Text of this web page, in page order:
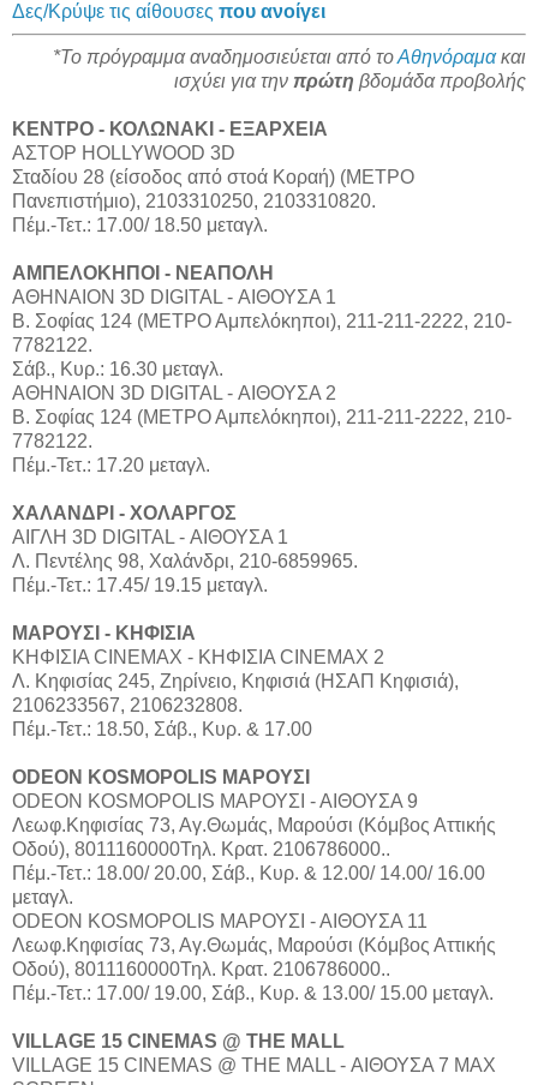
Δες/Κρύψε τις αίθουσες που ανοίγει
*Το πρόγραμμα αναδημοσιεύεται από τοΑθηνόραμακαι
ισχύει για την πρώτη βδομάδα προβολής
ΚΕΝΤΡΟ - ΚΟΛΩΝΑΚΙ - ΕΞΑΡΧΕΙΑ
ΑΣΤΟΡ HOLLYWOOD 3D
Σταδίου 28 (είσοδος από στοά Κοραή) (ΜΕΤΡΟ
Πανεπιστήμιο), 2103310250, 2103310820.
Πέμ.-Τετ.: 17.00/ 18.50 μεταγλ.
ΑΜΠΕΛΟΚΗΠΟΙ - ΝΕΑΠΟΛΗ
ΑΘΗΝΑΙΟΝ 3D DIGITAL - ΑΙΘΟΥΣΑ 1
Β. Σοφίας 124 (ΜΕΤΡΟ Αμπελόκηποι), 211-211-2222, 210-
7782122.
Σάβ., Κυρ.: 16.30 μεταγλ.
ΑΘΗΝΑΙΟΝ 3D DIGITAL - ΑΙΘΟΥΣΑ 2
Β. Σοφίας 124 (ΜΕΤΡΟ Αμπελόκηποι), 211-211-2222, 210-
7782122.
Πέμ.-Τετ.: 17.20 μεταγλ.
ΧΑΛΑΝΔΡΙ - ΧΟΛΑΡΓΟΣ
ΑΙΓΛΗ 3D DIGITAL - ΑΙΘΟΥΣΑ 1
Λ. Πεντέλης 98, Χαλάνδρι, 210-6859965.
Πέμ.-Τετ.: 17.45/ 19.15 μεταγλ.
ΜΑΡΟΥΣΙ - ΚHΦΙΣΙΑ
ΚΗΦΙΣΙΑ CINEMAX - ΚΗΦΙΣΙΑ CINEMAX 2
Λ. Κηφισίας 245, Ζηρίνειο, Κηφισιά (ΗΣΑΠ Κηφισιά),
2106233567, 2106232808.
Πέμ.-Τετ.: 18.50, Σάβ., Κυρ. & 17.00
ODEON KOSMOPOLIS ΜΑΡΟΥΣΙ
ODEON KOSMOPOLIS ΜΑΡΟΥΣΙ - ΑΙΘΟΥΣΑ 9
Λεωφ.Κηφισίας 73, Αγ.Θωμάς, Μαρούσι (Κόμβος Αττικής
Οδού), 8011160000Τηλ. Κρατ. 2106786000..
Πέμ.-Τετ.: 18.00/ 20.00, Σάβ., Κυρ. & 12.00/ 14.00/ 16.00
μεταγλ.
ODEON KOSMOPOLIS ΜΑΡΟΥΣΙ - ΑΙΘΟΥΣΑ 11
Λεωφ.Κηφισίας 73, Αγ.Θωμάς, Μαρούσι (Κόμβος Αττικής
Οδού), 8011160000Τηλ. Κρατ. 2106786000..
Πέμ.-Τετ.: 17.00/ 19.00, Σάβ., Κυρ. & 13.00/ 15.00 μεταγλ.
VILLAGE 15 CINEMAS @ THE MALL
VILLAGE 15 CINEMAS @ THE MALL - ΑΙΘΟΥΣΑ 7 MAX